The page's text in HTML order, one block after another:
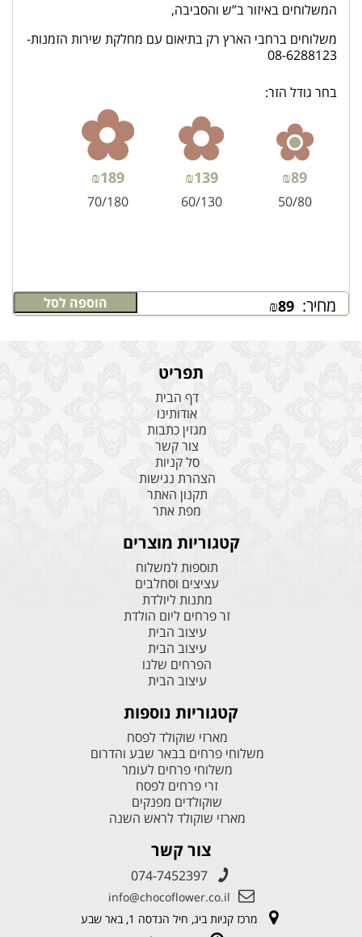
המשלוחים באיזור ב”ש והסביבה,
משלוחים ברחבי הארץ רק בתיאום עם מחלקת שירות הזמנות-
08-6288123
בחר גודל הזר:
₪89
50/80
₪139
60/130
₪189
70/180
מחיר: ₪89 הוספה לסל
תפריט
דף הבית
אודותינו
מגזין כתבות
צור קשר
סל קניות
הצהרת נגישות
תקנון האתר
מפת אתר
קטגוריות מוצרים
תוספות למשלוח
עציצים וסחלבים
מתנות ליולדת
זר פרחים ליום הולדת
עיצוב הבית
עיצוב הבית
הפרחים שלנו
עיצוב הבית
קטגוריות נוספות
מארזי שוקולד לפסח
משלוחי פרחים בבאר שבע והדרום
משלוחי פרחים לעומר
זרי פרחים לפסח
שוקולדים מפנקים
מארזי שוקולד לראש השנה
צור קשר
074-7452397
info@chocoflower.co.il
מרכז קניות ביג, חיל הנדסה 1, באר שבע